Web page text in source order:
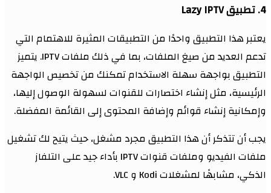
4. تطبيق Lazy IPTV
يعتبر هذا التطبيق واحدًا من التطبيقات المثيرة للاهتمام التي
تدعم العديد من صيغ الملفات، بما في ذلك ملفات IPTV. يتميز
التطبيق بواجهة سهلة الاستخدام تمكنك من تخصيص الواجهة
الرئيسية، مثل إنشاء اختصارات للقنوات لسهولة الوصول إليها،
وإمكانية إنشاء قوائم وإضافة المحتوى إلى القائمة المفضلة.
يجب أن تتذكر أن هذا التطبيق مجرد مشغل، حيث يتيح لك تشغيل
ملفات الفيديو وملفات قنوات IPTV بأداء جيد على التلفاز
الذكي، مشابهًا لمشغلات Kodi و VLC.